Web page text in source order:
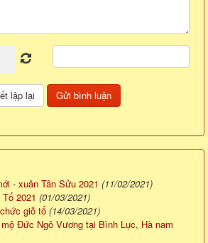
- xuân Tân Sửu 2021 (11/02/2021)
2021 (01/03/2021)
giỗ tổ (14/03/2021)
Đức Ngô Vương tại Bình Lục, Hà nam